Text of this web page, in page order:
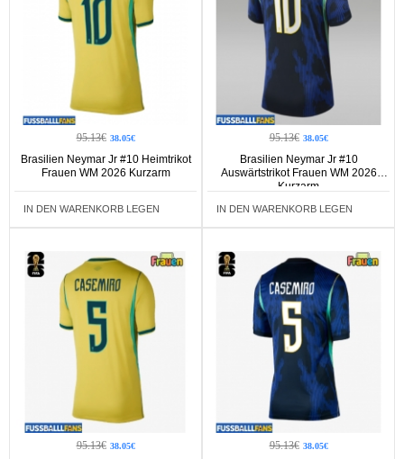
95.13€ 38.05€
Brasilien Neymar Jr #10 Heimtrikot
Frauen WM 2026 Kurzarm
IN DEN WARENKORB LEGEN
95.13€ 38.05€
Brasilien Neymar Jr #10
Auswärtstrikot Frauen WM 2026
Kurzarm
IN DEN WARENKORB LEGEN
95.13€ 38.05€ 95.13€ 38.05€